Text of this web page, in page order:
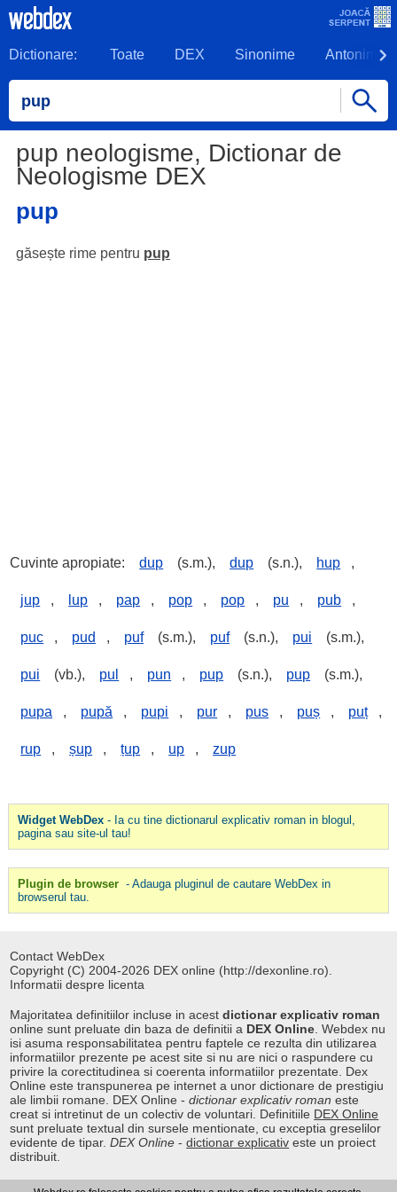
Dictionare: Toate DEX Sinonime Antonime
pup neologisme, Dictionar de
Neologisme DEX
pup
găsește rime pentru pup
Cuvinte apropiate: dup (s.m.), dup (s.n.), hup ,
jup , lup , pap , pop , pop , pu , pub ,
puc , pud , puf (s.m.), puf (s.n.), pui (s.m.),
pui (vb.), pul , pun , pup (s.n.), pup (s.m.),
pupa , pupă , pupi , pur , pus , puș , puț ,
rup , șup , țup , up , zup
Widget WebDex- Ia cu tine dictionarul explicativ roman in blogul,
pagina sau site-ul tau!
Plugin de browser - Adauga pluginul de cautare WebDex in
browserul tau.
Contact WebDex
Copyright (C) 2004-2026 DEX online (http://dexonline.ro).
Informatii despre licenta
Majoritatea definitiilor incluse in acestdictionar explicativ roman
online sunt preluate din baza de definitii a DEX Online . Webdex nu
isi asuma responsabilitatea pentru faptele ce rezulta din utilizarea
informatiilor prezente pe acest site si nu are nici o raspundere cu
privire la corectitudinea si coerenta informatiilor prezentate. Dex
Online este transpunerea pe internet a unor dictionare de prestigiu
ale limbii romane. DEX Online -dictionar explicativ roman este
creat si intretinut de un colectiv de voluntari. Definitiile DEX Online
sunt preluate textual din sursele mentionate, cu exceptia greselilor
evidente de tipar.DEX Online -dictionar explicativ este un proiect
distribuit.